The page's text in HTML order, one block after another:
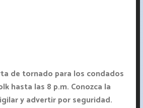
de tornado para los condados
hasta las 8 p.m. Conozca la
y advertir por seguridad.